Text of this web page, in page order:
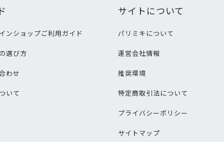
ンショップご利用ガイド
選び方
わせ
いて
サイトについて
パリミキについて
運営会社情報
推奨環境
特定商取引法について
プライバシーポリシー
サイトマップ